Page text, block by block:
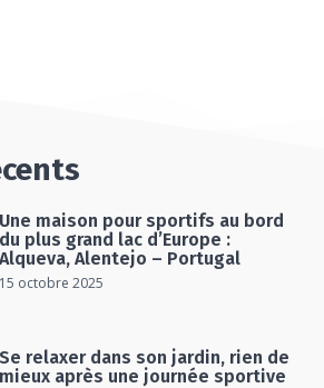
Une maison pour sportifs au bord
du plus grand lac d’Europe :
Alqueva, Alentejo – Portugal
15 octobre 2025
Se relaxer dans son jardin, rien de
mieux après une journée sportive